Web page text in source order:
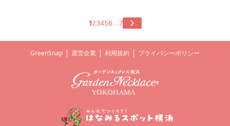
123456…7
GreenSnap 運営企業 利用規約 プライバシーポリシー